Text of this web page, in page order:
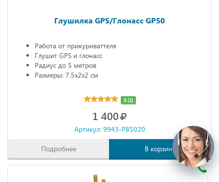
Глушилка GPS/Глонасс GP50
Работа от прикуриваттеля
Глушит GPS и глонасс
Радиус до 5 метров
Размеры: 7.5х2х2 см
5 (1)
1 400
Артикул: 9943-P85020
Подробнее В корзину